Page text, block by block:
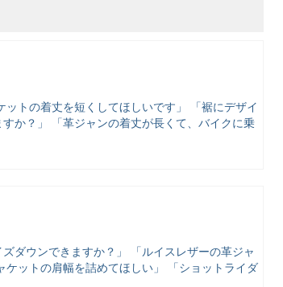
ットの着丈を短くしてほしいです」 「裾にデザイ
か？」 「革ジャンの着丈が長くて、バイクに乗
ダウンできますか？」 「ルイスレザーの革ジャ
ットの肩幅を詰めてほしい」 「ショットライダ